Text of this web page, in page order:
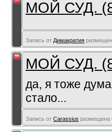
МОЙ СУД.
Запись от Димакратия
МОЙ СУД.
да, я тоже
стало...
Запись от Carassius размещена